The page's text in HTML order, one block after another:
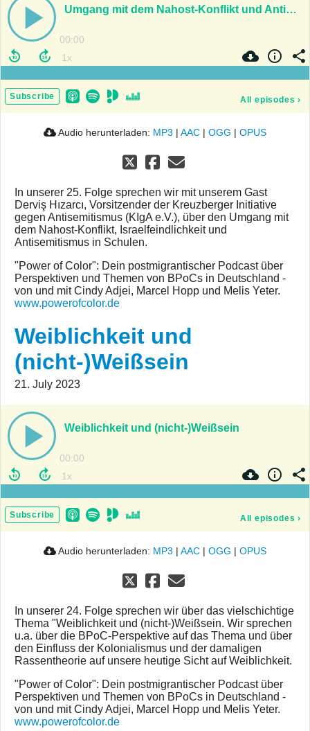
Umgang mit dem Nahost-Konflikt und Antisemitismus in Schulen - mit Derviş Hızarcı (KIgA e.V.)
00:00
Subscribe All episodes ›
Audio herunterladen: MP3 | AAC | OGG | OPUS
In unserer 25. Folge sprechen wir mit unserem Gast
Derviş Hızarcı, Vorsitzender der Kreuzberger Initiative
gegen Antisemitismus (KIgA e.V.), über den Umgang mit
dem Nahost-Konflikt, Israelfeindlichkeit und
Antisemitismus in Schulen.
"Power of Color": Dein postmigrantischer Podcast über
Perspektiven und Themen von BPoCs in Deutschland -
von und mit Cindy Adjei, Marcel Hopp und Melis Yeter.
www.powerofcolor.de
Weiblichkeit und
(nicht-)Weißsein
21. July 2023
Weiblichkeit und (nicht-)Weißsein
00:00
Subscribe All episodes ›
Audio herunterladen: MP3 | AAC | OGG | OPUS
In unserer 24. Folge sprechen wir über das vielschichtige
Thema "Weiblichkeit und (nicht-)Weißsein. Wir sprechen
u.a. über die BPoC-Perspektive auf das Thema und über
den Einfluss der Kolonialismus und der damaligen
Rassentheorie auf unsere heutige Sicht auf Weiblichkeit.
"Power of Color": Dein postmigrantischer Podcast über
Perspektiven und Themen von BPoCs in Deutschland -
von und mit Cindy Adjei, Marcel Hopp und Melis Yeter.
www.powerofcolor.de